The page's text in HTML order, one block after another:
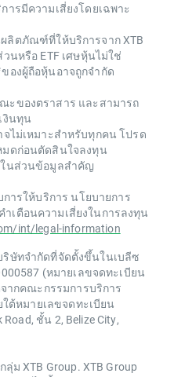
รมีความเสี่ยงโดยเฉพาะ
ผลิตภัณฑ์ที่ให้บริการจาก XTB
นหรือ ETF เศษหุ้นไม่ใช่
องผู้ถือหุ้นอาจถูกจำกัด
ของตราสาร และสามารถ
งินทุน
ไม่เหมาะสำหรับทุกคน โปรด
มดก่อนตัดสินใจลงทุน
ในส่วนข้อมูลสำคัญ
การให้บริการ นโยบายการ
เตือนความเสี่ยงในการลงทุน
int/legal-information
ริษัทจำกัดที่จัดตั้งขึ้นในเบลีซ
(หมายเลขจดทะเบียน
ากคณะกรรมการบริการ
ใต้หมายเลขจดทะเบียน
ชั้น 2, Belize City,
ม XTB Group. XTB Group